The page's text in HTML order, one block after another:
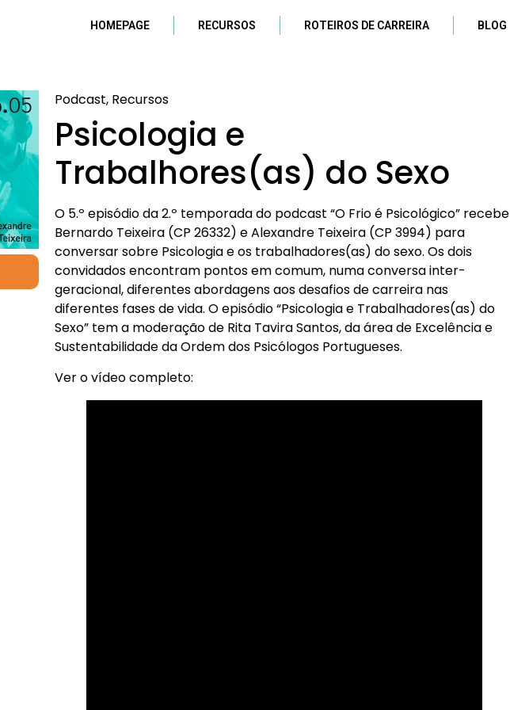
HOMEPAGE RECURSOS ROTEIROS DE CARREIRA BLOG
Podcast, Recursos
Psicologia e
Trabalhores(as) do Sexo
O 5.º episódio da 2.º temporada do podcast “O Frio é Psicológico” recebe
Bernardo Teixeira (CP 26332) e Alexandre Teixeira (CP 3994) para
conversar sobre Psicologia e os trabalhadores(as) do sexo. Os dois
convidados encontram pontos em comum, numa conversa inter-
geracional, diferentes abordagens aos desafios de carreira nas
diferentes fases de vida. O episódio “Psicologia e Trabalhadores(as) do
Sexo” tem a moderação de Rita Tavira Santos, da área de Excelência e
Sustentabilidade da Ordem dos Psicólogos Portugueses.
Ver o vídeo completo: